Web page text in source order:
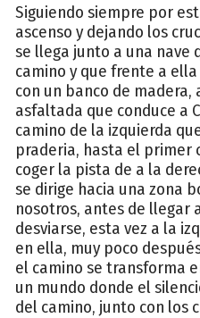
Siguiendo siempre por
ascenso y dejando los
se llega junto a una nave
camino y que frente a
con un banco de
asfaltada que conduce a
camino de la izquierda
praderia, hasta el primer
coger la pista de a la
se dirige hacia una zona
nosotros, antes de llegar
desviarse, esta vez a la
en ella, muy poco
el camino se transforma
un mundo donde el
del camino, junto con los